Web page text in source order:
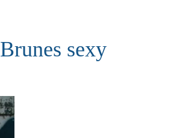
Brunes sexy